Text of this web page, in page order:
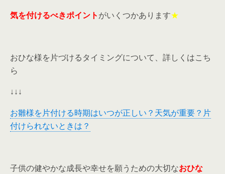
気を付けるべきポイントがいくつかあります★
おひな様を片づけるタイミングについて、詳しくはこち
ら
↓↓↓
お雛様を片付ける時期はいつが正しい？天気が重要？片
付けられないときは？
子供の健やかな成長や幸せを願うための大切なおひな